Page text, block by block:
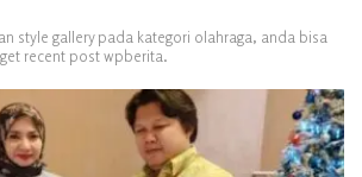
style gallery pada kategori olahraga, anda bisa
recent post wpberita.